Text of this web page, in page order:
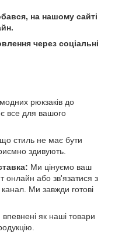
на нашому сайті
через соціальні
рюкзаків до
є все для вашого
стиль не має бути
здивують.
Ми цінуємо ваш
онлайн або зв'язатися з
Ми завжди готові
як наші товари